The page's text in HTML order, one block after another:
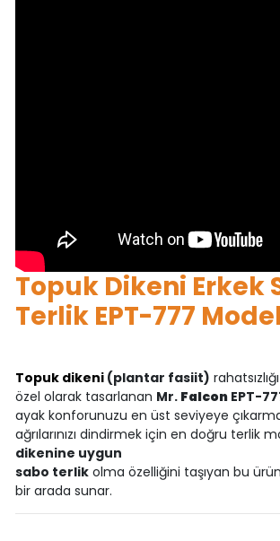
Topuk Dikeni Erkek
Terlik EPT-777 Model
Topuk dikeni(plantar fasiit)
özel olarak tasarlanan Mr. FalconEPT-
ayak konforunuzu en üst seviyeye
ağrılarınızı dindirmek için en doğru terlik
dikenine uygun
sabo terlikolma özelliğini taşıyan bu ürün,
bir arada sunar.